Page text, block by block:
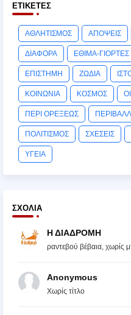
ΕΤΙΚΈΤΕΣ
ΑΘΛΗΤΙΣΜΟΣ ΑΠΟΨΕΙΣ
ΔΙΑΦΟΡΑ ΕΘΙΜΑ-ΓΙΟΡΤΕΣ
ΕΠΙΣΤΗΜΗ ΖΩΔΙΑ
ΚΟΙΝΩΝΙΑ ΚΟΣΜΟΣ
ΠΕΡΙ ΟΡΕΞΕΩΣ
ΠΟΛΙΤΙΣΜΟΣ ΣΧΕΣΕΙΣ
ΥΓΕΙΑ
ΣΧΌΛΙΑ
Η ΔΙΑΔΡΟΜΗ
ραντεβού βέβαια, χωρίς
Anonymous
Χωρίς τίτλο